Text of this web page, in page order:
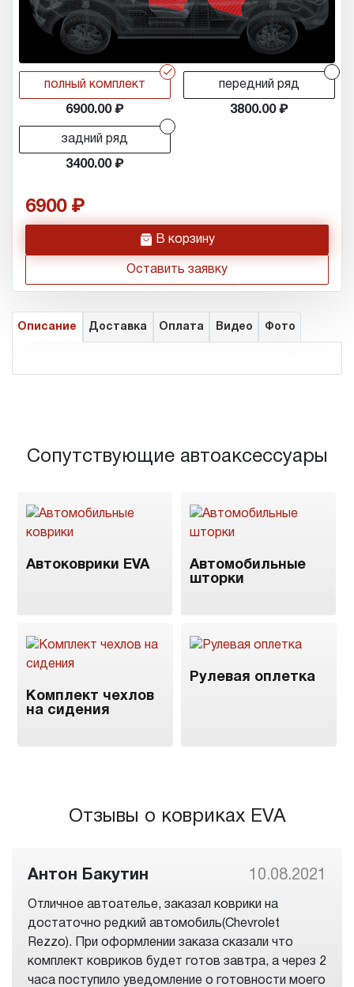
r
полный комплект
6900.00
передний ряд
3800.00
задний ряд
3400.00
6900
h В корзину
Оставить заявку
Описание Доставка Оплата Видео Фото
Сопутствующие автоаксессуары
Автоковрики EVA
Автомобильные
шторки
Комплект чехлов
на сидения
Рулевая оплетка
Отзывы о ковриках EVA
Антон Бакутин 10.08.2021
Отличное автоателье, заказал коврики на
достаточно редкий автомобиль(Chevrolet
Rezzo). При оформлении заказа сказали что
комплект ковриков будет готов завтра, а через 2
часа поступило уведомление о готовности моего